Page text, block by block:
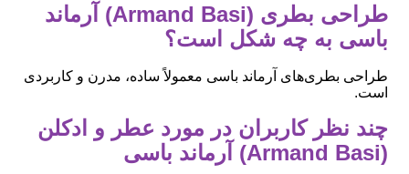
طراحی بطری (Armand Basi) آرماند
باسی به چه شکل است؟
طراحی بطری‌های آرماند باسی معمولاً ساده، مدرن و کاربردی
است.
چند نظر کاربران در مورد عطر و ادکلن
(Armand Basi) آرماند باسی